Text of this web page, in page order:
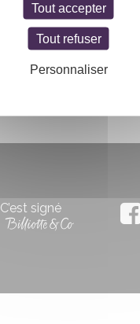
C’est signé
Tout accepter
Tout refuser
Personnaliser